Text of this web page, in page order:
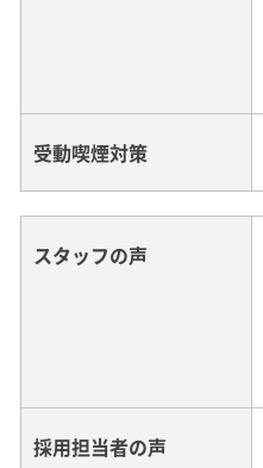
受動喫煙対策
スタッフの声
採用担当者の声